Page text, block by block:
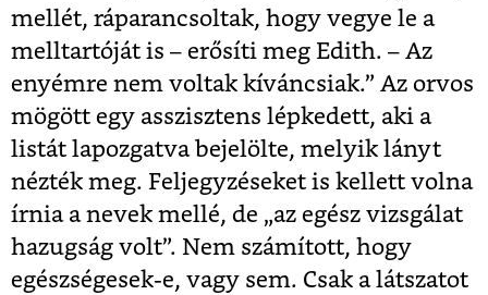
mellét, ráparancsoltak, hogy vegye le a
melltartóját is – erősíti meg Edith. – Az
enyémre nem voltak kíváncsiak.” Az orvos
mögött egy asszisztens lépkedett, aki a
listát lapozgatva bejelölte, melyik lányt
nézték meg. Feljegyzéseket is kellett volna
írnia a nevek mellé, de „az egész vizsgálat
hazugság volt”. Nem számított, hogy
egészségesek-e, vagy sem. Csak a látszatot